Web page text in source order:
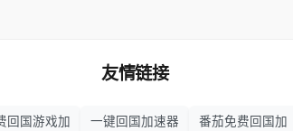
友情链接
回国游戏加
一键回国加速器
番茄免费回国加